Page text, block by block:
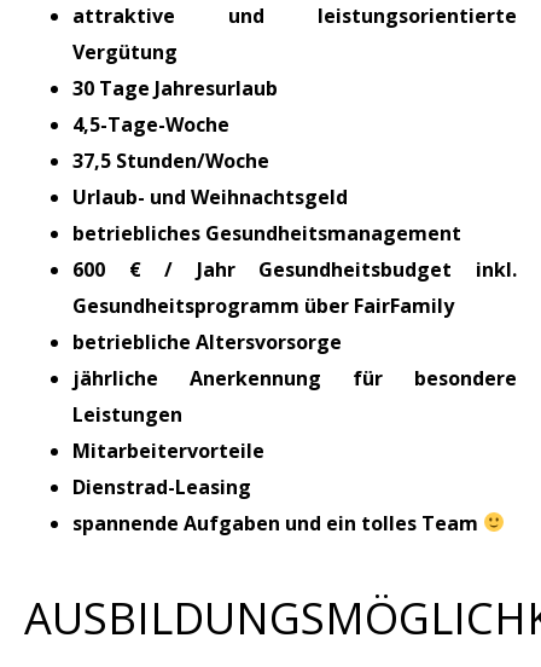
attraktive und leistungsorientierte
Vergütung
30 Tage Jahresurlaub
4,5-Tage-Woche
37,5 Stunden/Woche
Urlaub- und Weihnachtsgeld
betriebliches Gesundheitsmanagement
600 € / Jahr Gesundheitsbudget inkl.
Gesundheitsprogramm über FairFamily
betriebliche Altersvorsorge
jährliche Anerkennung für besondere
Leistungen
Mitarbeitervorteile
Dienstrad-Leasing
spannende Aufgaben und ein tolles Team